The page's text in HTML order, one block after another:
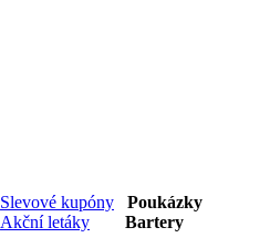
Slevové kupóny
Poukázky
Akční letáky
Bartery